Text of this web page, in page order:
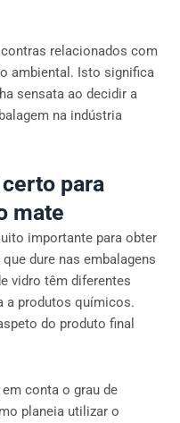
relacionados com
ambiental. Isto significa
sensata ao decidir a
na indústria
para
mate
importante para obter
dure nas embalagens
vidro têm diferentes
a produtos químicos.
do produto final
conta o grau de
planeia utilizar o